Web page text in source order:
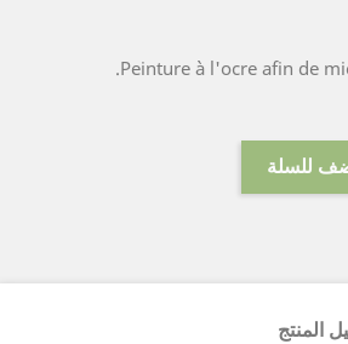
Peinture à l'ocre afin de
المنتج